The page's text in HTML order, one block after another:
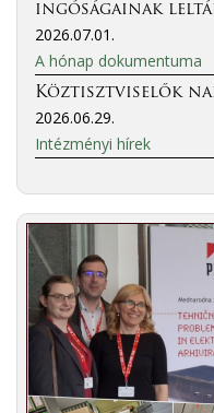
ingóságainak
2026.07.01.
A hónap dokumentuma
Köztisztviselők
2026.06.29.
Intézményi hírek